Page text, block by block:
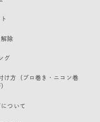
除
グ
け方（プロ巻き・ニコン巻
ついて